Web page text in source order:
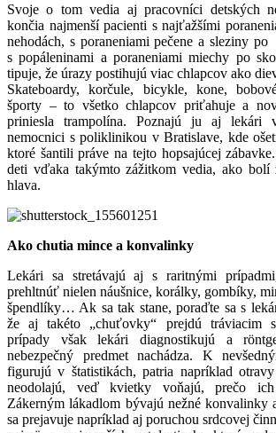
Svoje o tom vedia aj pracovníci detských
končia najmenší pacienti s najťažšími
nehodách, s poraneniami pečene a sleziny po
s popáleninami a poraneniami miechy po
tipuje, že úrazy postihujú viac chlapcov ako
Skateboardy, korčule, bicykle, kone,
športy – to všetko chlapcov priťahuje a
priniesla trampolína. Poznajú ju aj lekári
nemocnici s poliklinikou v Bratislave, kde
ktoré šantili práve na tejto hopsajúcej
deti vďaka takýmto zážitkom vedia, ako bolí
hlava.
Ako chutia mince a konvalinky
Lekári sa stretávajú aj s raritnými
prehltnúť nielen náušnice, korálky, gombíky,
špendlíky… Ak sa tak stane, poraďte sa s
že aj takéto „chuťovky“ prejdú tráviacim
prípady však lekári diagnostikujú a
nebezpečný predmet nachádza. K
figurujú v štatistikách, patria napríklad
neodolajú, veď kvietky voňajú, prečo ich
Zákerným lákadlom bývajú nežné
sa prejavuje napríklad aj poruchou srdcovej